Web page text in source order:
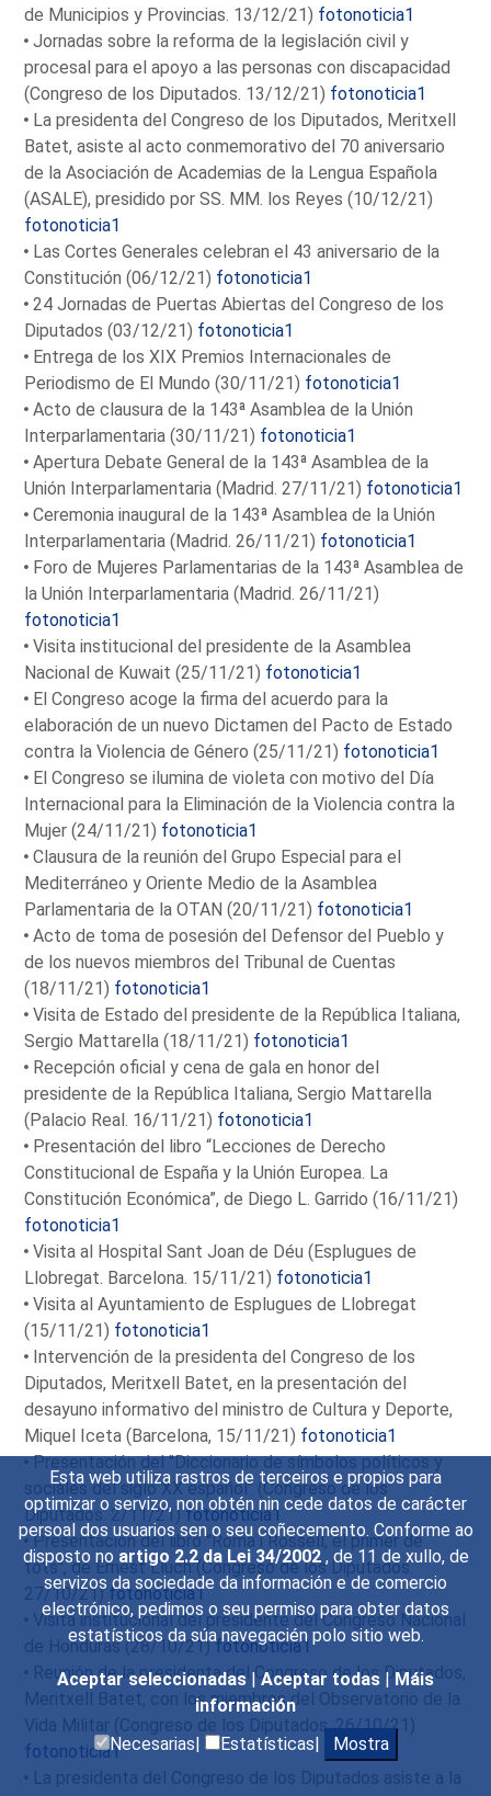
Esta web utiliza rastros de terceiros e propios para
optimizar o servizo, non obtén nin cede datos de carácter
persoal dos usuarios sen o seu coñecemento. Conforme ao
disposto no artigo 2.2 da Lei 34/2002 , de 11 de xullo, de
servizos da sociedade da información e de comercio
electrónico, pedimos o seu permiso para obter datos
estatísticos da súa navegacién polo sitio web.
Aceptar seleccionadas|Aceptar todas |Máis
información
Necesarias|
Estatísticas| Mostra
de Municipios y Provincias. 13/12/21) fotonoticia1
Jornadas sobre la reforma de la legislación civil y
procesal para el apoyo a las personas con discapacidad
(Congreso de los Diputados. 13/12/21) fotonoticia1
La presidenta del Congreso de los Diputados, Meritxell
Batet, asiste al acto conmemorativo del 70 aniversario
de la Asociación de Academias de la Lengua Española
(ASALE), presidido por SS. MM. los Reyes (10/12/21)
fotonoticia1
Las Cortes Generales celebran el 43 aniversario de la
Constitución (06/12/21) fotonoticia1
24 Jornadas de Puertas Abiertas del Congreso de los
Diputados (03/12/21) fotonoticia1
Entrega de los XIX Premios Internacionales de
Periodismo de El Mundo (30/11/21) fotonoticia1
Acto de clausura de la 143ª Asamblea de la Unión
Interparlamentaria (30/11/21) fotonoticia1
Apertura Debate General de la 143ª Asamblea de la
Unión Interparlamentaria (Madrid. 27/11/21) fotonoticia1
Ceremonia inaugural de la 143ª Asamblea de la Unión
Interparlamentaria (Madrid. 26/11/21) fotonoticia1
Foro de Mujeres Parlamentarias de la 143ª Asamblea de
la Unión Interparlamentaria (Madrid. 26/11/21)
fotonoticia1
Visita institucional del presidente de la Asamblea
Nacional de Kuwait (25/11/21) fotonoticia1
El Congreso acoge la firma del acuerdo para la
elaboración de un nuevo Dictamen del Pacto de Estado
contra la Violencia de Género (25/11/21) fotonoticia1
El Congreso se ilumina de violeta con motivo del Día
Internacional para la Eliminación de la Violencia contra la
Mujer (24/11/21) fotonoticia1
Clausura de la reunión del Grupo Especial para el
Mediterráneo y Oriente Medio de la Asamblea
Parlamentaria de la OTAN (20/11/21) fotonoticia1
Acto de toma de posesión del Defensor del Pueblo y
de los nuevos miembros del Tribunal de Cuentas
(18/11/21) fotonoticia1
Visita de Estado del presidente de la República Italiana,
Sergio Mattarella (18/11/21) fotonoticia1
Recepción oficial y cena de gala en honor del
presidente de la República Italiana, Sergio Mattarella
(Palacio Real. 16/11/21) fotonoticia1
Presentación del libro “Lecciones de Derecho
Constitucional de España y la Unión Europea. La
Constitución Económica”, de Diego L. Garrido (16/11/21)
fotonoticia1
Visita al Hospital Sant Joan de Déu (Esplugues de
Llobregat. Barcelona. 15/11/21) fotonoticia1
Visita al Ayuntamiento de Esplugues de Llobregat
(15/11/21) fotonoticia1
Intervención de la presidenta del Congreso de los
Diputados, Meritxell Batet, en la presentación del
desayuno informativo del ministro de Cultura y Deporte,
Miquel Iceta (Barcelona, 15/11/21) fotonoticia1
Presentación del "Diccionario de símbolos políticos y
sociales del siglo XX español" (Congreso de los
Diputados. 2/11/21)fotonoticia1
Presentación del libro "Romà i Rossell, el primer de
tots", de Ernest Lluch (Congreso de los Diputados.
27/10/21)fotonoticia1
Visita institucional del presidente del Congreso Nacional
de Honduras (28/10/21)fotonoticia1
Reunión de la presidenta del Congreso de los Diputados,
Meritxell Batet, con los miembros del Observatorio de la
Vida Militar (Congreso de los Diputados. 26/10/21)
fotonoticia1
La presidenta del Congreso de los Diputados asiste a la